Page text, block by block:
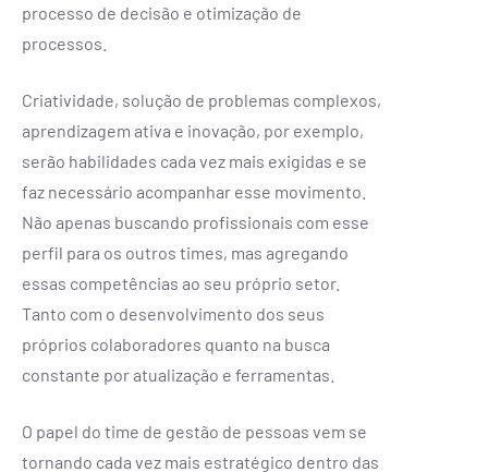
processo de decisão e otimização de
processos.
Criatividade, solução de problemas complexos,
aprendizagem ativa e inovação, por exemplo,
serão habilidades cada vez mais exigidas e se
faz necessário acompanhar esse movimento.
Não apenas buscando profissionais com esse
perfil para os outros times, mas agregando
essas competências ao seu próprio setor.
Tanto com o desenvolvimento dos seus
próprios colaboradores quanto na busca
constante por atualização e ferramentas.
O papel do time de gestão de pessoas vem se
tornando cada vez mais estratégico dentro das